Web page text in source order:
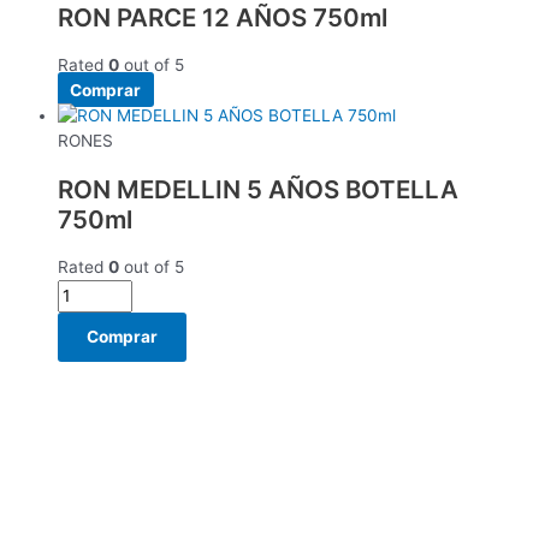
RON PARCE 12 AÑOS 750ml
Rated 0 out of 5
Comprar
RONES
RON MEDELLIN 5 AÑOS BOTELLA
750ml
Rated 0 out of 5
Comprar